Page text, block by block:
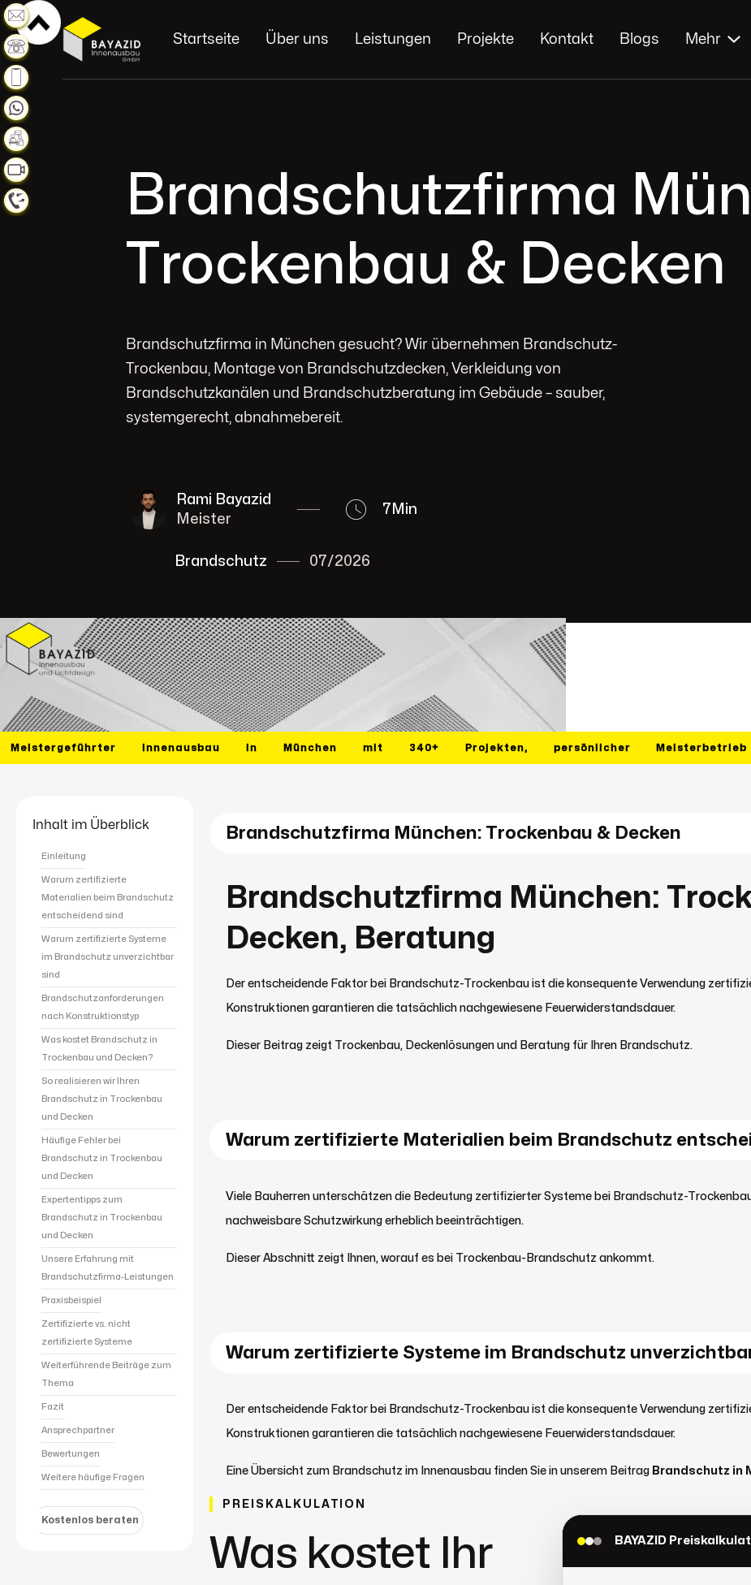
Startseite Über uns Leistungen Projekte Kontakt Blogs Mehr
Brandschutzfirma
Trockenbau & Decken
Brandschutzfirma in München gesucht? Wir übernehmen Brandschutz-
Trockenbau, Montage von Brandschutzdecken, Verkleidung von
Brandschutzkanälen und Brandschutzberatung im Gebäude – sauber,
systemgerecht, abnahmebereit.
Rami Bayazid
Meister
7 Min
Brandschutz 07/2026
Meistergeführter Innenausbau in München mit 340+ Projekten, persönlicher Meisterbetrieb
Inhalt im Überblick
Einleitung
Warum zertifizierte
Materialien beim Brandschutz
entscheidend sind
Warum zertifizierte Systeme
im Brandschutz unverzichtbar
sind
Brandschutzanforderungen
nach Konstruktionstyp
Was kostet Brandschutz in
Trockenbau und Decken?
So realisieren wir Ihren
Brandschutz in Trockenbau
und Decken
Häufige Fehler bei
Brandschutz in Trockenbau
und Decken
Expertentipps zum
Brandschutz in Trockenbau
und Decken
Unsere Erfahrung mit
Brandschutzfirma-Leistungen
Praxisbeispiel
Zertifizierte vs. nicht
zertifizierte Systeme
Weiterführende Beiträge zum
Thema
Fazit
Ansprechpartner
Bewertungen
Weitere häufige Fragen
Kostenlos beraten
Brandschutzfirma München: Trockenbau & Decken
Brandschutzfirma München:
Decken, Beratung
Der entscheidende Faktor bei Brandschutz-Trockenbau ist die konsequente Verwendung
Konstruktionen garantieren die tatsächlich nachgewiesene Feuerwiderstandsdauer.
Dieser Beitrag zeigt Trockenbau, Deckenlösungen und Beratung für Ihren Brandschutz.
Warum zertifizierte Materialien beim Brandschutz
Viele Bauherren unterschätzen die Bedeutung zertifizierter Systeme bei Brandschutz-
nachweisbare Schutzwirkung erheblich beeinträchtigen.
Dieser Abschnitt zeigt Ihnen, worauf es bei Trockenbau-Brandschutz ankommt.
Warum zertifizierte Systeme im Brandschutz
Der entscheidende Faktor bei Brandschutz-Trockenbau ist die konsequente Verwendung
Konstruktionen garantieren die tatsächlich nachgewiesene Feuerwiderstandsdauer.
Eine Übersicht zum Brandschutz im Innenausbau finden Sie in unserem Beitrag Brandschutz in
PREISKALKULATION
Was kostet Ihr
BAYAZID
Weiterlesen
Weiterlesen
Weiterlesen
Weiterlesen
Weiterlesen
Weiterlesen
Weiterlesen